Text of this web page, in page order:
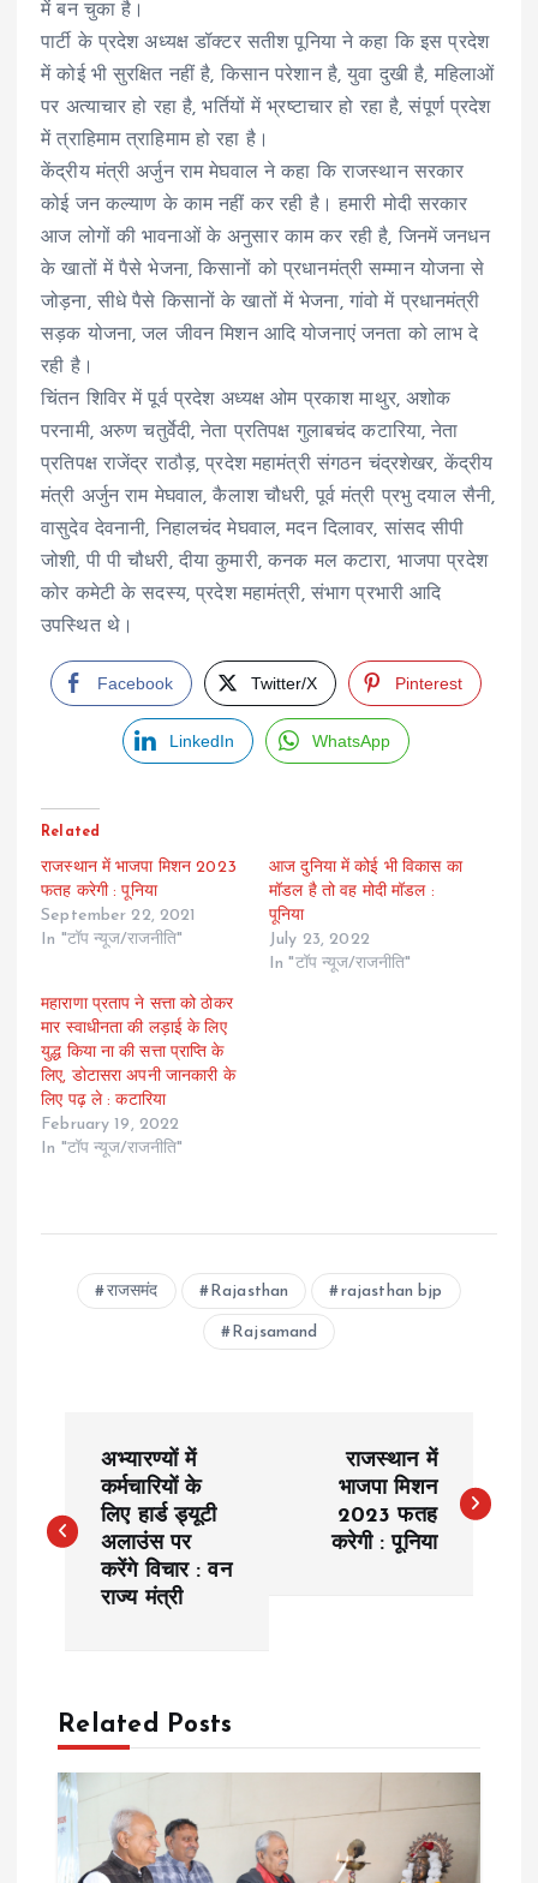
में बन चुका है।
पार्टी के प्रदेश अध्यक्ष डॉक्टर सतीश पूनिया ने कहा कि इस प्रदेश
में कोई भी सुरक्षित नहीं है, किसान परेशान है, युवा दुखी है, महिलाओं
पर अत्याचार हो रहा है, भर्तियों में भ्रष्टाचार हो रहा है, संपूर्ण प्रदेश
में त्राहिमाम त्राहिमाम हो रहा है।
केंद्रीय मंत्री अर्जुन राम मेघवाल ने कहा कि राजस्थान सरकार
कोई जन कल्याण के काम नहीं कर रही है। हमारी मोदी सरकार
आज लोगों की भावनाओं के अनुसार काम कर रही है, जिनमें जनधन
के खातों में पैसे भेजना, किसानों को प्रधानमंत्री सम्मान योजना से
जोड़ना, सीधे पैसे किसानों के खातों में भेजना, गांवो में प्रधानमंत्री
सड़क योजना, जल जीवन मिशन आदि योजनाएं जनता को लाभ दे
रही है।
चिंतन शिविर में पूर्व प्रदेश अध्यक्ष ओम प्रकाश माथुर, अशोक
परनामी, अरुण चतुर्वेदी, नेता प्रतिपक्ष गुलाबचंद कटारिया, नेता
प्रतिपक्ष राजेंद्र राठौड़, प्रदेश महामंत्री संगठन चंद्रशेखर, केंद्रीय
मंत्री अर्जुन राम मेघवाल, कैलाश चौधरी, पूर्व मंत्री प्रभु दयाल सैनी,
वासुदेव देवनानी, निहालचंद मेघवाल, मदन दिलावर, सांसद सीपी
जोशी, पी पी चौधरी, दीया कुमारी, कनक मल कटारा, भाजपा प्रदेश
कोर कमेटी के सदस्य, प्रदेश महामंत्री, संभाग प्रभारी आदि
उपस्थित थे।
Facebook Twitter/X Pinterest
LinkedIn WhatsApp
Related
राजस्थान में भाजपा मिशन 2023
फतह करेगी : पूनिया
September 22, 2021
In "टॉप न्यूज/राजनीति"
आज दुनिया में कोई भी विकास का
मॉडल है तो वह मोदी मॉडल :
पूनिया
July 23, 2022
In "टॉप न्यूज/राजनीति"
महाराणा प्रताप ने सत्ता को ठोकर
मार स्वाधीनता की लड़ाई के लिए
युद्ध किया ना की सत्ता प्राप्ति के
लिए, डोटासरा अपनी जानकारी के
लिए पढ़ ले : कटारिया
February 19, 2022
In "टॉप न्यूज/राजनीति"
राजसमंद Rajasthan rajasthan bjp
Rajsamand
s
a
v
अभ्यारण्यों में
कर्मचारियों के
लिए हार्ड ड्यूटी
अलाउंस पर
करेंगे विचार : वन
राज्य मंत्री
राजस्थान में
भाजपा मिशन
2023 फतह
करेगी : पूनिया
Related Posts